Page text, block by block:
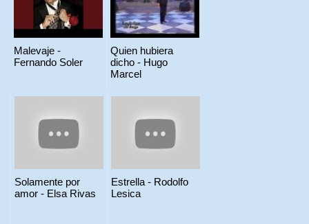
Malevaje -
Fernando Soler
Quien hubiera
dicho - Hugo
Marcel
Solamente por
amor - Elsa Rivas
Estrella - Rodolfo
Lesica